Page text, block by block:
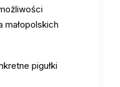
małopolskich
pigułki